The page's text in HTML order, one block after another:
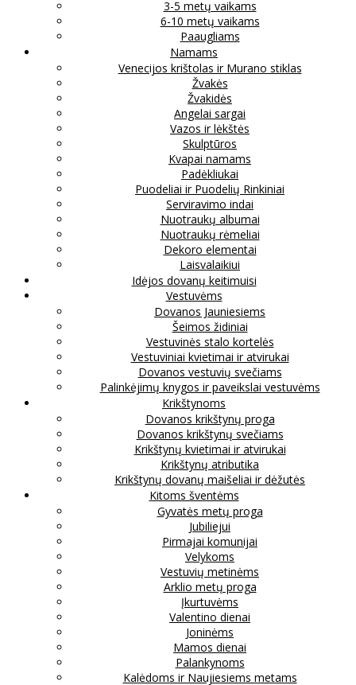
3-5 metų vaikams
6-10 metų vaikams
Paaugliams
Namams
Venecijos krištolas ir Murano stiklas
Žvakės
Žvakidės
Angelai sargai
Vazos ir lėkštės
Skulptūros
Kvapai namams
Padėkliukai
Puodeliai ir Puodelių Rinkiniai
Serviravimo indai
Nuotraukų albumai
Nuotraukų rėmeliai
Dekoro elementai
Laisvalaikiui
Idėjos dovanų keitimuisi
Vestuvėms
Dovanos Jauniesiems
Šeimos židiniai
Vestuvinės stalo kortelės
Vestuviniai kvietimai ir atvirukai
Dovanos vestuvių svečiams
Palinkėjimų knygos ir paveikslai vestuvėms
Krikštynoms
Dovanos krikštynų proga
Dovanos krikštynų svečiams
Krikštynų kvietimai ir atvirukai
Krikštynų atributika
Krikštynų dovanų maišeliai ir dėžutės
Kitoms šventėms
Gyvatės metų proga
Jubiliejui
Pirmajai komunijai
Velykoms
Vestuvių metinėms
Arklio metų proga
Įkurtuvėms
Valentino dienai
Joninėms
Mamos dienai
Palankynoms
Kalėdoms ir Naujiesiems metams